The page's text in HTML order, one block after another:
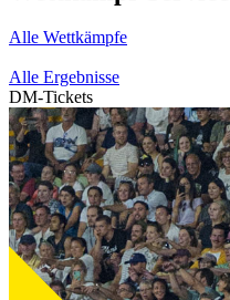
Alle Wettkämpfe
Alle Ergebnisse
DM-Tickets